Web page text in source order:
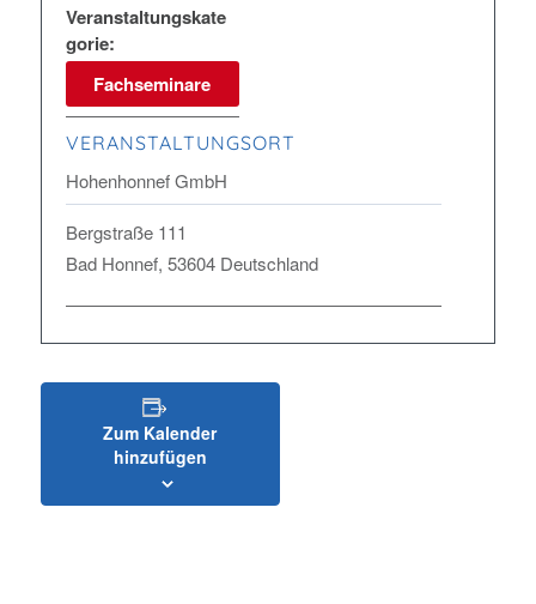
Veranstaltungskate
gorie:
Fachseminare
VERANSTALTUNGSORT
Hohenhonnef GmbH
Bergstraße 111
Bad Honnef, 53604 Deutschland
Zum Kalender
hinzufügen